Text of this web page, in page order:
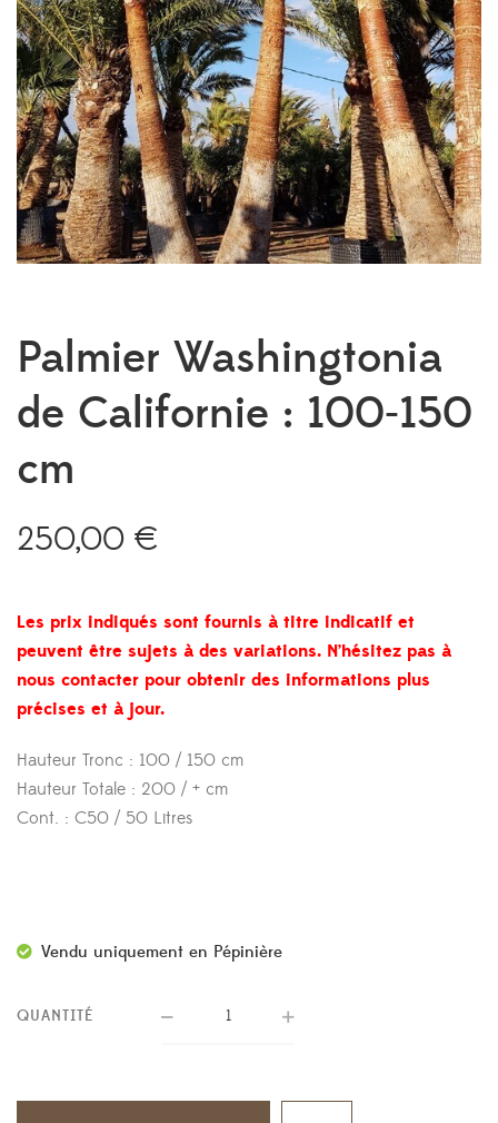
Palmier Washingtonia
de Californie : 100-150
cm
250,00 €
Les prix indiqués sont fournis à titre indicatif et
peuvent être sujets à des variations. N’hésitez pas à
nous contacter pour obtenir des informations plus
précises et à jour.
Hauteur Tronc : 100 / 150 cm
Hauteur Totale : 200 / + cm
Cont. : C50 / 50 Litres
Vendu uniquement en Pépinière
QUANTITÉ